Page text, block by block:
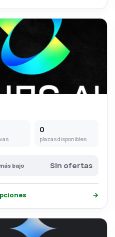
0
plazas disponibles
bajo Sin ofertas
→